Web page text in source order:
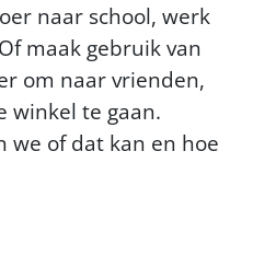
naar school, werk
maak gebruik van
om naar vrienden,
winkel te gaan.
we of dat kan en hoe